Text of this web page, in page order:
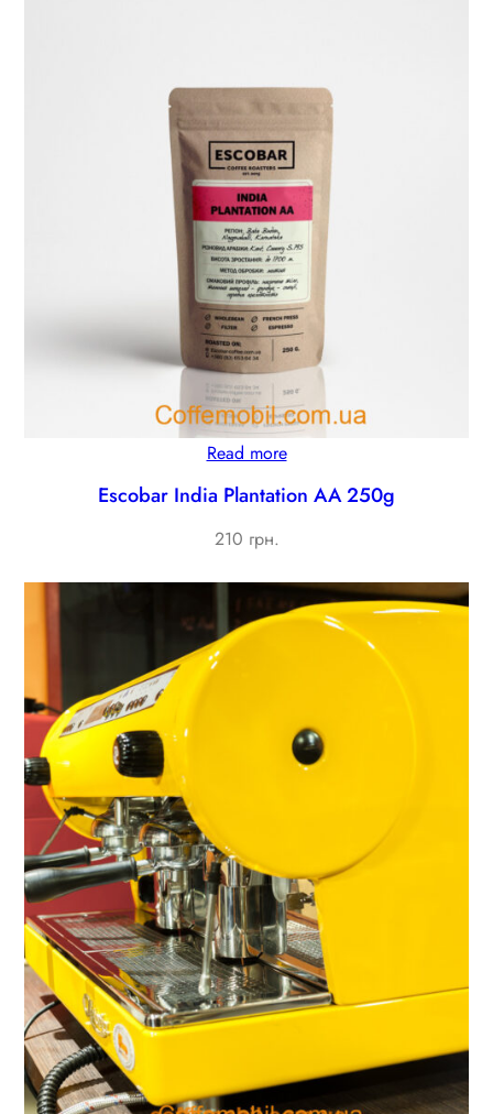
Read more
Escobar India Plantation AA 250g
210 грн.